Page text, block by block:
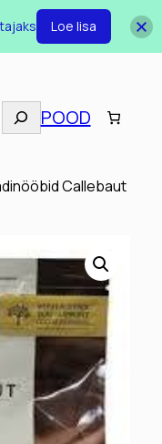
POOD
Callebaut
Loe lisa